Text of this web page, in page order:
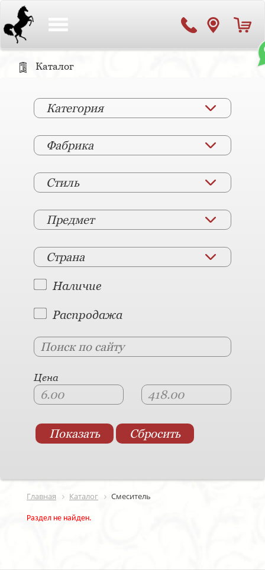
Каталог
Категория
Фабрика
Стиль
Предмет
Страна
Наличие
Распродажа
Цена
Главная Каталог Смеситель
Раздел не найден.